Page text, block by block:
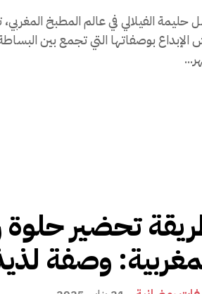
عسل حليمة الفيلالي في عالم
الإبداع بوصفاتها التي تجمع بين
تحضير حلوة
وصفة